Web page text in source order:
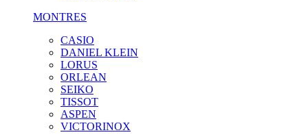
MONTRES
CASIO
DANIEL KLEIN
LORUS
ORLEAN
SEIKO
TISSOT
ASPEN
VICTORINOX